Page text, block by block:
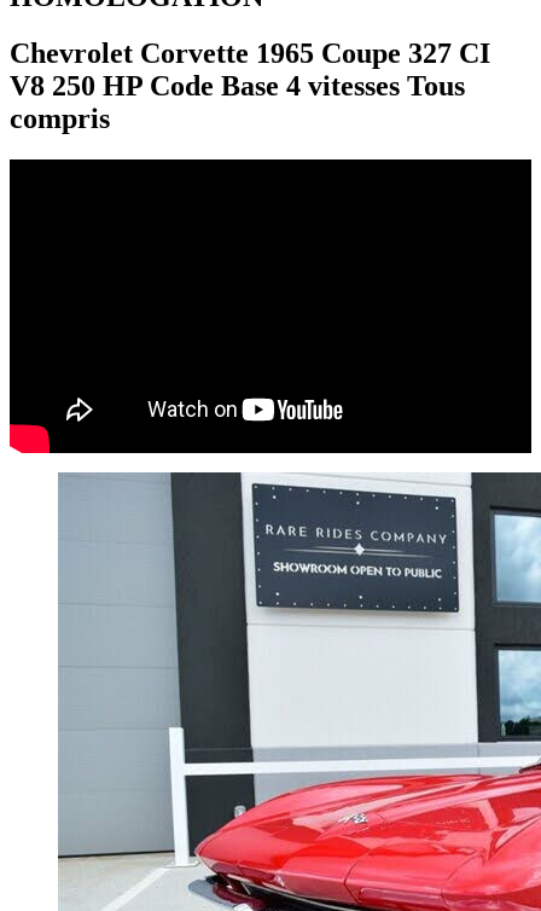
Chevrolet Corvette 1965 Coupe 327 CI
V8 250 HP Code Base 4 vitesses Tous
compris